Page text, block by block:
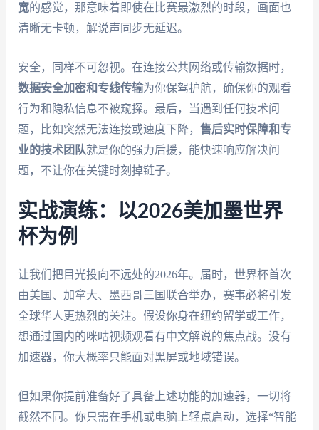
宽的感觉，那意味着即使在比赛最激烈的时段，画面也
清晰无卡顿，解说声同步无延迟。
安全，同样不可忽视。在连接公共网络或传输数据时，
数据安全加密和专线传输为你保驾护航，确保你的观看
行为和隐私信息不被窥探。最后，当遇到任何技术问
题，比如突然无法连接或速度下降， 售后实时保障和专
业的技术团队就是你的强力后援，能快速响应解决问
题，不让你在关键时刻掉链子。
实战演练：以2026美加墨世界
杯为例
让我们把目光投向不远处的2026年。届时，世界杯首次
由美国、加拿大、墨西哥三国联合举办，赛事必将引发
全球华人更热烈的关注。假设你身在纽约留学或工作，
想通过国内的咪咕视频观看有中文解说的焦点战。没有
加速器，你大概率只能面对黑屏或地域错误。
但如果你提前准备好了具备上述功能的加速器，一切将
截然不同。你只需在手机或电脑上轻点启动，选择“智能